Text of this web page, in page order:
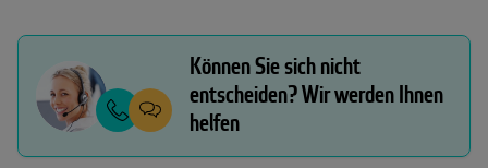
Können Sie sich nicht
entscheiden? Wir werden Ihnen
helfen